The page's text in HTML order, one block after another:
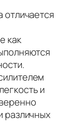
отличается
как
и
различных